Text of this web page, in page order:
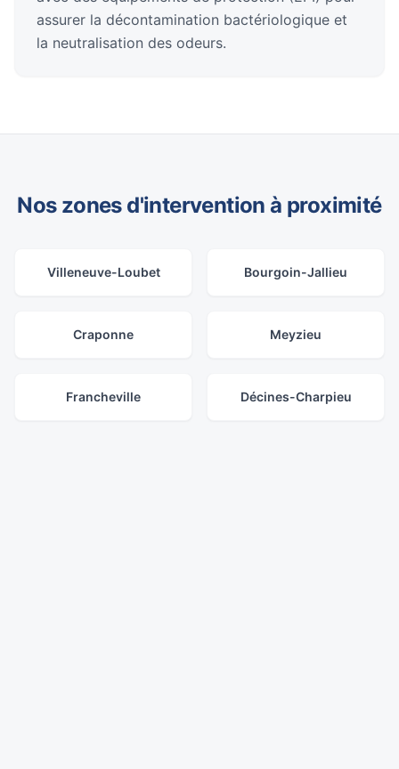
assurer la décontamination bactériologique et
la neutralisation des odeurs.
Nos zones d'intervention à proximité
Villeneuve-Loubet Bourgoin-Jallieu
Craponne Meyzieu
Francheville Décines-Charpieu